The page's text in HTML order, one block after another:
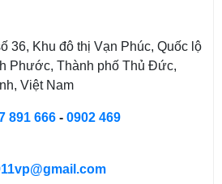
36, Khu đô thị Vạn Phúc, Quốc lộ
Phước, Thành phố Thủ Đức,
Việt Nam
891 666 - 0902 469